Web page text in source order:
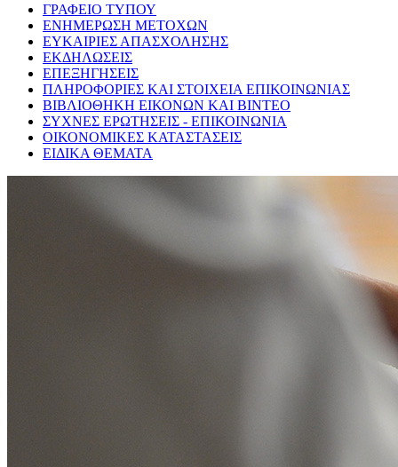
ΓΡΑΦΕΙΟ ΤΥΠΟΥ
ΕΝΗΜΕΡΩΣΗ ΜΕΤΟΧΩΝ
ΕΥΚΑΙΡΙΕΣ ΑΠΑΣΧΟΛΗΣΗΣ
ΕΚΔΗΛΩΣΕΙΣ
ΕΠΕΞΗΓΗΣΕΙΣ
ΠΛΗΡΟΦΟΡΙΕΣ ΚΑΙ ΣΤΟΙΧΕΙΑ ΕΠΙΚΟΙΝΩΝΙΑΣ
ΒΙΒΛΙΟΘΗΚΗ ΕΙΚΟΝΩΝ ΚΑΙ ΒΙΝΤΕΟ
ΣΥΧΝΕΣ ΕΡΩΤΗΣΕΙΣ - ΕΠΙΚΟΙΝΩΝΙΑ
ΟΙΚΟΝΟΜΙΚΕΣ ΚΑΤΑΣΤΑΣΕΙΣ
ΕΙΔΙΚΑ ΘΕΜΑΤΑ